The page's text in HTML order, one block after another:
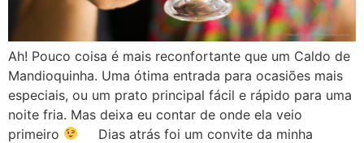
Ah! Pouco coisa é mais reconfortante que um Caldo de
Mandioquinha. Uma ótima entrada para ocasiões mais
especiais, ou um prato principal fácil e rápido para uma
noite fria. Mas deixa eu contar de onde ela veio
primeiro
Dias atrás foi um convite da minha